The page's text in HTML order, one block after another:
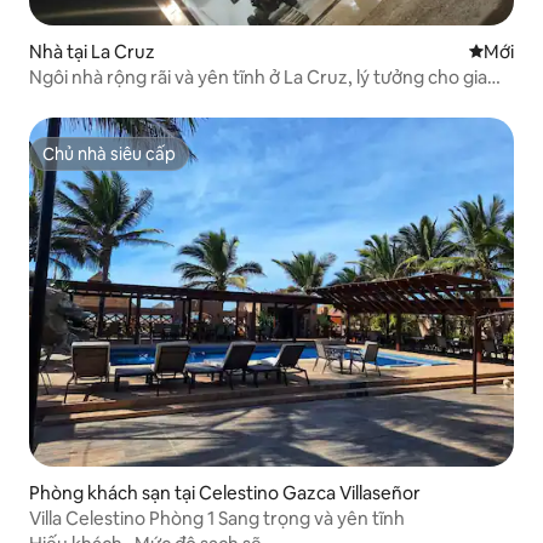
Nhà tại La Cruz Nơi ở
Mới
Ngôi nhà rộng rãi và yên tĩnh ở La Cruz, lý tưởng cho gia
Chủ nhà siêu cấp
Chủ nhà siêu cấp
Phòng khách sạn tại Celestino Gazca Villaseñor
Villa Celestino Phòng 1 Sang trọng và yên tĩnh